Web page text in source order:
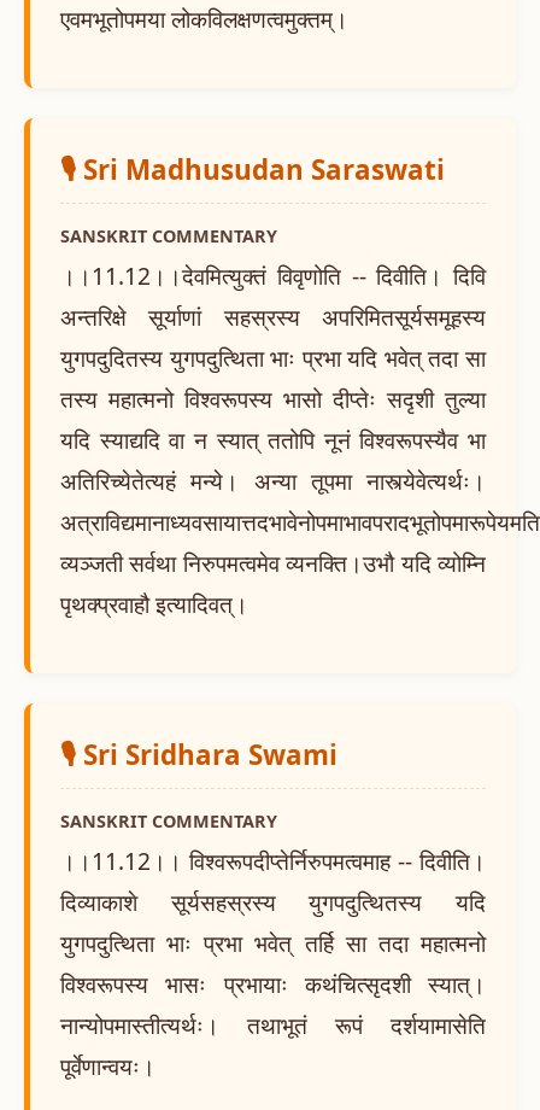
एवमभूतोपमया लोकविलक्षणत्वमुक्तम्।
🎙️ Sri Madhusudan Saraswati
SANSKRIT COMMENTARY
।।11.12।।देवमित्युक्तं विवृणोति -- दिवीति। दिवि
अन्तरिक्षे सूर्याणां सहस्रस्य अपरिमितसूर्यसमूहस्य
युगपदुदितस्य युगपदुत्थिता भाः प्रभा यदि भवेत् तदा सा
तस्य महात्मनो विश्वरूपस्य भासो दीप्तेः सदृशी तुल्या
यदि स्याद्यदि वा न स्यात् ततोपि नूनं विश्वरूपस्यैव भा
अतिरिच्येतेत्यहं मन्ये। अन्या तूपमा नास्त्येवेत्यर्थः।
व्यञ्जती सर्वथा निरुपमत्वमेव व्यनक्ति।उभौ यदि व्योम्नि
पृथक्प्रवाहौ इत्यादिवत्।
🎙️ Sri Sridhara Swami
SANSKRIT COMMENTARY
।।11.12।। विश्वरूपदीप्तेर्निरुपमत्वमाह -- दिवीति।
दिव्याकाशे सूर्यसहस्रस्य युगपदुत्थितस्य यदि
युगपदुत्थिता भाः प्रभा भवेत् तर्हि सा तदा महात्मनो
विश्वरूपस्य भासः प्रभायाः कथंचित्सृदशी स्यात्।
नान्योपमास्तीत्यर्थः। तथाभूतं रूपं दर्शयामासेति
पूर्वेणान्वयः।